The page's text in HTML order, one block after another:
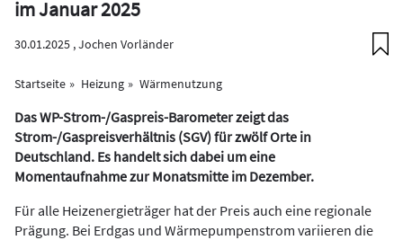
im Januar 2025
30.01.2025 ,Jochen Vorländer
Startseite Heizung Wärmenutzung
Das WP-Strom-/Gaspreis-Barometer zeigt das
Strom-/Gaspreisverhältnis (SGV) für zwölf Orte in
Deutschland. Es handelt sich dabei um eine
Momentaufnahme zur Monatsmitte im Dezember.
Für alle Heizenergieträger hat der Preis auch eine regionale
Prägung. Bei Erdgas und Wärmepumpenstrom variieren die